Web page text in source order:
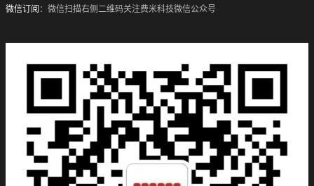
微信订阅 ：微信扫描右侧二维码关注费米科技微信公众号